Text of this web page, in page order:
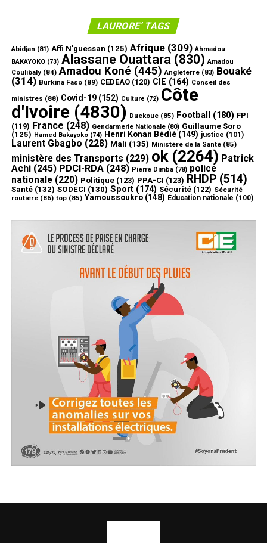
LAURORE’ TAGS
Abidjan (81) Affi N'guessan (125) Afrique(309) Ahmadou
BAKAYOKO(73) Alassane Ouattara (830) Amadou
Coulibaly(84) Amadou Koné (445) Angleterre(83) Bouaké
(314) Burkina Faso(89) CEDEAO(120) CIE (164) Conseil des
ministres (88) Covid-19(152) Culture (72) Côte
d'Ivoire(4830) Duekoue(85) Football (180) FPI
(119) France (248) Gendarmerie Nationale(80) Guillaume Soro
(125) Hamed Bakayoko(74) Henri Konan Bédié(149) justice (101)
Laurent Gbagbo (228) Mali (135) Ministère de la Santé(85)
ministère des Transports (229) ok(2264) Patrick
Achi(245) PDCI-RDA(248) Pierre Dimba(78) police
nationale(220) Politique(123) PPA-CI (123) RHDP(514)
Santé(132) SODECI (130) Sport(174) Sécurité(122) Sécurité
routière(86) top(85) Yamoussoukro(148) Éducation nationale (100)